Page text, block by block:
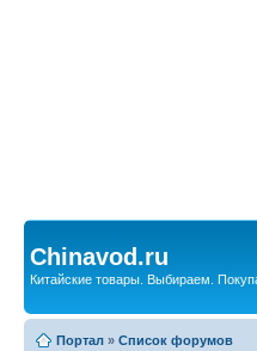
Chinavod.ru
Китайские товары. Выбираем.
Портал » Список форумов